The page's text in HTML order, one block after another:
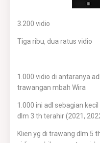
3.200 vidio
Tiga ribu, dua ratus vidio
1.000 vidio di antaranya
trawangan mbah Wira
1.000 ini adl sebagian
dlm 3 th terahir (2021,
Klien yg di trawang dlm 5